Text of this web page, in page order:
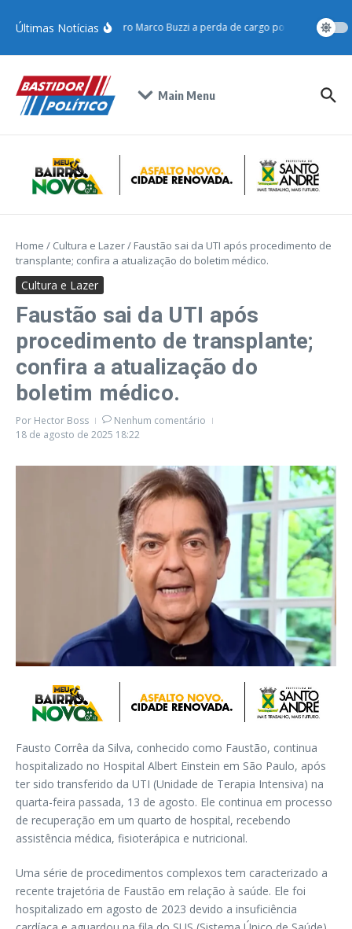
Últimas Notícias
STJ condena ministro Marco Buzzi a perda de cargo por crimes
Main Menu
Home / Cultura e Lazer/ Faustão sai da UTI após procedimento de
transplante; confira a atualização do boletim médico.
Cultura e Lazer
Faustão sai da UTI após
procedimento de transplante;
confira a atualização do
boletim médico.
Por Hector Boss
Nenhum comentário
18 de agosto de 2025 18:22
Fausto Corrêa da Silva, conhecido como Faustão, continua
hospitalizado no Hospital Albert Einstein em São Paulo, após
ter sido transferido da UTI (Unidade de Terapia Intensiva) na
quarta-feira passada, 13 de agosto. Ele continua em processo
de recuperação em um quarto de hospital, recebendo
assistência médica, fisioterápica e nutricional.
Uma série de procedimentos complexos tem caracterizado a
recente trajetória de Faustão em relação à saúde. Ele foi
hospitalizado em agosto de 2023 devido a insuficiência